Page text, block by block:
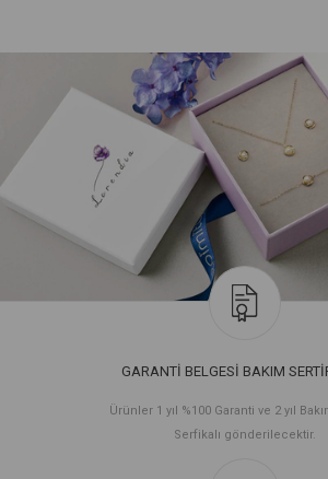
GARANTİ BELGESİ BAKIM
Ürünler 1 yıl %100 Garanti ve 2 yıl
Serfikalı gönderilecektir.